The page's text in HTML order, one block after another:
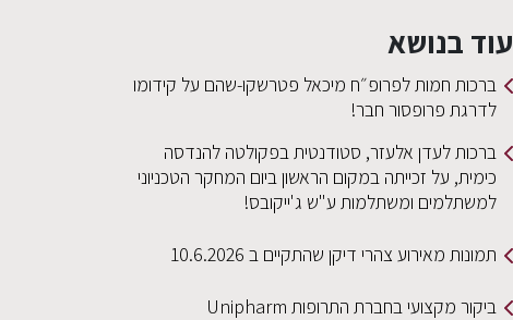
עוד בנושא
ברכות חמות לפרופ״ח מיכאל פטרשקו-שהם על קידומו
לדרגת פרופסור חבר!
ברכות לעדן אלעזר, סטודנטית בפקולטה להנדסה
כימית, על זכייתה במקום הראשון ביום המחקר הטכניוני
למשתלמים ומשתלמות ע"ש ג'ייקובס!
תמונות מאירוע צהרי דיקן שהתקיים ב 10.6.2026
ביקור מקצועי בחברת התרופות Unipharm